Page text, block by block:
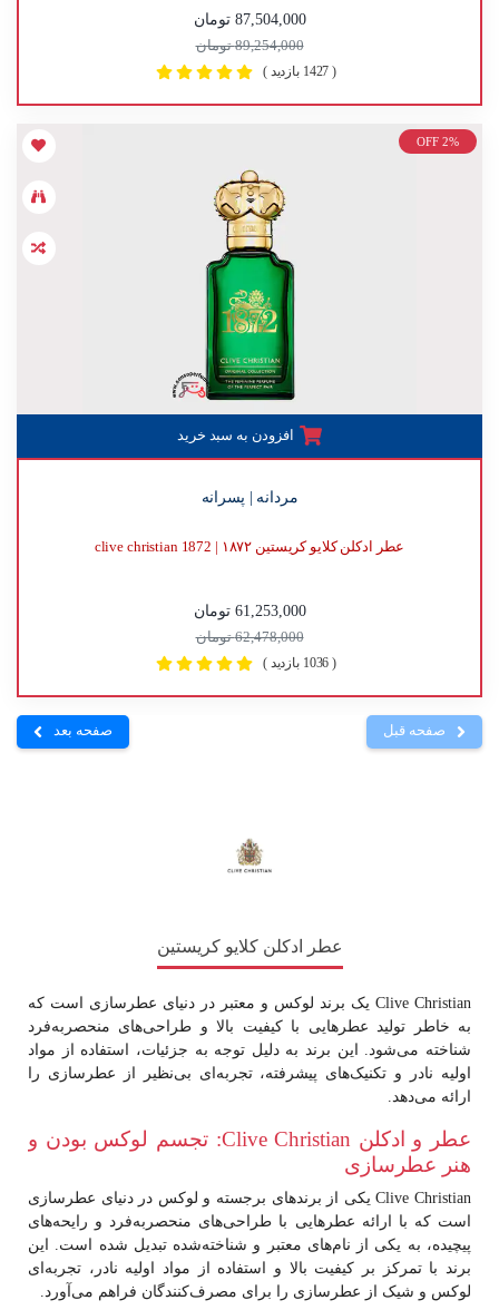
87,504,000 تومان
89,254,000 تومان
( 1427 بازدید )
OFF 2%
افزودن به سبد خرید
مردانه | پسرانه
عطر ادکلن کلایو کریستین ۱۸۷۲ | clive christian 1872
61,253,000 تومان
62,478,000 تومان
( 1036 بازدید )
صفحه قبل صفحه بعد
عطر ادکلن کلایو کریستین
Clive Christian یک برند لوکس و معتبر در دنیای عطرسازی است که
به خاطر تولید عطرهایی با کیفیت بالا و طراحی‌های منحصربه‌فرد
شناخته می‌شود. این برند به دلیل توجه به جزئیات، استفاده از مواد
اولیه نادر و تکنیک‌های پیشرفته، تجربه‌ای بی‌نظیر از عطرسازی را
ارائه می‌دهد.
عطر و ادکلن Clive Christian: تجسم لوکس بودن و
هنر عطرسازی
Clive Christianیکی از برندهای برجسته و لوکس در دنیای عطرسازی
است که با ارائه عطرهایی با طراحی‌های منحصربه‌فرد و رایحه‌های
پیچیده، به یکی از نام‌های معتبر و شناخته‌شده تبدیل شده است. این
برند با تمرکز بر کیفیت بالا و استفاده از مواد اولیه نادر، تجربه‌ای
لوکس و شیک از عطرسازی را برای مصرف‌کنندگان فراهم می‌آورد.